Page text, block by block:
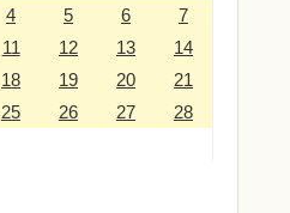
4 5 6
7
11 12 13
14
18 19 20
21
25 26 27
28